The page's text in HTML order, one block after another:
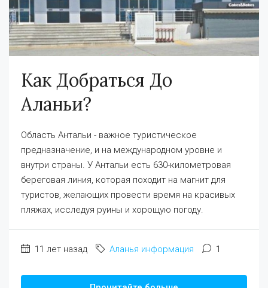
Как Добраться До
Аланьи?
Область Антальи - важное туристическое
предназначение, и на международном уровне и
внутри страны. У Антальи есть 630-километровая
береговая линия, которая походит на магнит для
туристов, желающих провести время на красивых
пляжах, исследуя руины и хорощую погоду.
11 лет назад Аланья информация 1